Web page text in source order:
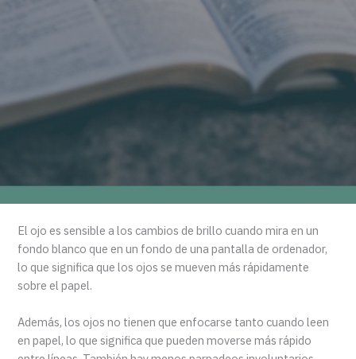
El ojo es sensible a los cambios de brillo cuando mira en un
fondo blanco que en un fondo de una pantalla de ordenador,
lo que significa que los ojos se mueven más rápidamente
sobre el papel.
Además, los ojos no tienen que enfocarse tanto cuando leen
en papel, lo que significa que pueden moverse más rápido